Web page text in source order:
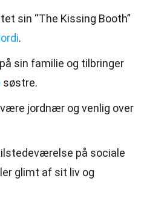
sin “The Kissing Booth”
.
sin familie og tilbringer
søstre.
jordnær og venlig over
på sociale
glimt af sit liv og